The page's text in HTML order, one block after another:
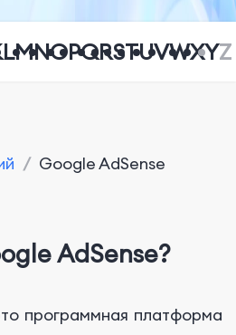
LMNOPQRSTUVWXYZ
/ Google AdSense
AdSense?
программная платформа